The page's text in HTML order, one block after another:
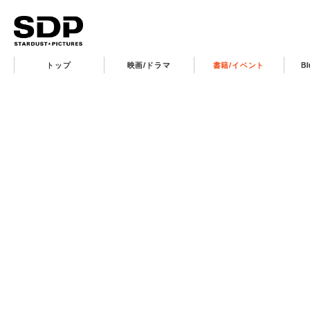
トップ 映画/ドラマ 書籍/イベント